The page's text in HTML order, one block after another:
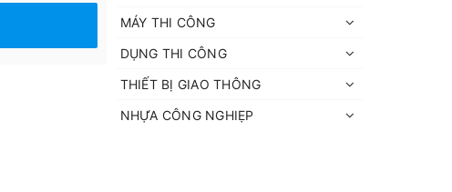
MÁY THI CÔNG
DỤNG THI CÔNG
THIẾT BỊ GIAO THÔNG
NHỰA CÔNG NGHIẸP